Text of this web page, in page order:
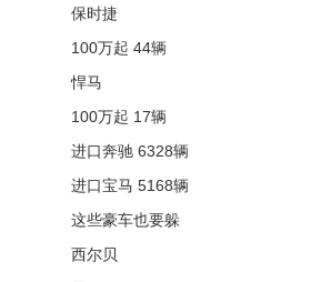
保时捷
100万起 44辆
悍马
100万起 17辆
进口奔驰 6328辆
进口宝马 5168辆
这些豪车也要躲
西尔贝